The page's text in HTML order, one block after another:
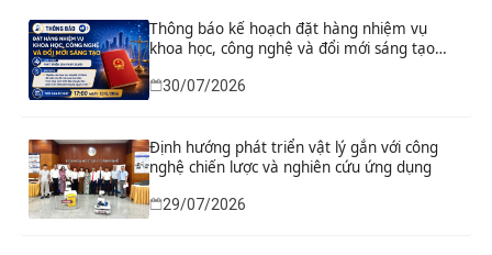
Thông báo kế hoạch đặt hàng nhiệm vụ
khoa học, công nghệ và đổi mới sáng tạo
“Nghiên cứu khoa học tổng kết thi hành, đề
xuất sửa đổi, bổ sung toàn diện Hiến pháp
30/07/2026
Định hướng phát triển vật lý gắn với công
nghệ chiến lược và nghiên cứu ứng dụng
29/07/2026